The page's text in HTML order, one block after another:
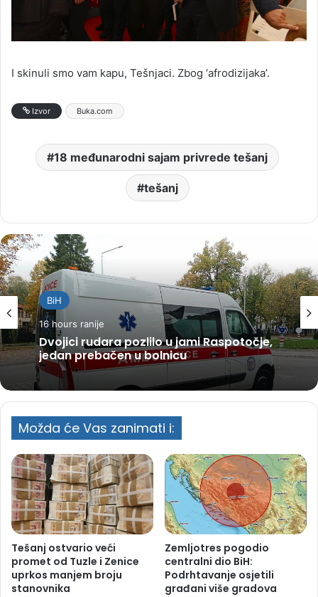
I skinuli smo vam kapu, Tešnjaci. Zbog ‘afrodizijaka’.
Izvor Buka.com
18 međunarodni sajam privrede tešanj
tešanj
BiH
16 hours ranije
Dvojici rudara pozlilo u jami Raspotočje,
jedan prebačen u bolnicu
Možda će Vas zanimati i:
Tešanj ostvario veći
promet od Tuzle i Zenice
uprkos manjem broju
stanovnika
Zemljotres pogodio
centralni dio BiH:
Podrhtavanje osjetili
građani više gradova